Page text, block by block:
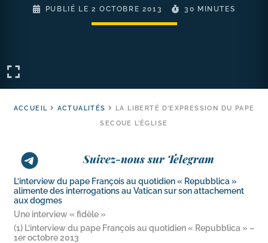
PUBLIÉ LE 2 OCTOBRE 2013 30 MINUTES
ACCUEIL ACTUALITÉS
LA LIBERTÉ D’EXPRESSION DU PAPE
SECOUE L’ÉGLISE
Suivez-nous sur Telegram
L’interview du pape François au quotidien « Repubblica »
alimente des interrogations au Vatican sur son attachement
aux dogmes
Une interview « fidèle »
(1) L’interview du pape François au quotidien « Repubblica » –
1er octobre 2013